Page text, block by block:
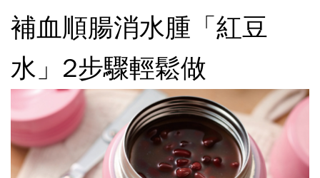
補血順腸消水腫「紅豆
水」2步驟輕鬆做